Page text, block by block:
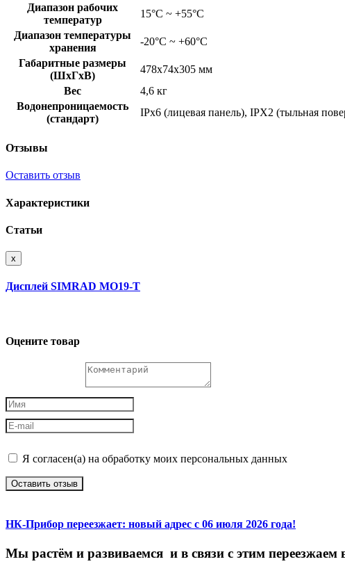
Диапазон рабочих
температур
15°C ~ +55°C
Диапазон температуры
хранения
-20°C ~ +60°C
Габаритные размеры
(ШхГхВ)
478х74х305 мм
Вес
4,6 кг
Водонепроницаемость
(стандарт)
IPx6 (лицевая панель), IPX2 (тыльная
Отзывы
Оставить отзыв
Характеристики
Статьи
x
Дисплей SIMRAD MO19-T
Оцените товар
Я согласен(а) на обработку моих персональных данных
Оставить отзыв
НК-Прибор переезжает: новый адрес с 06 июля 2026 года!
Мы растём и развиваемся и в связи с этим переезжаем